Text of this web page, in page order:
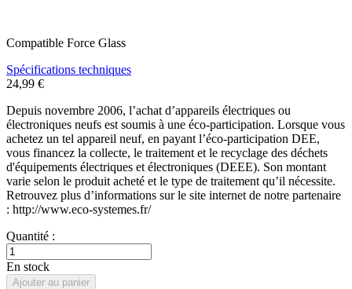
Compatible Force Glass
Spécifications techniques
24,99 €
Depuis novembre 2006, l’achat d’appareils électriques ou
électroniques neufs est soumis à une éco-participation. Lorsque vous
achetez un tel appareil neuf, en payant l’éco-participation DEE,
vous financez la collecte, le traitement et le recyclage des déchets
d'équipements électriques et électroniques (DEEE). Son montant
varie selon le produit acheté et le type de traitement qu’il nécessite.
Retrouvez plus d’informations sur le site internet de notre partenaire
: http://www.eco-systemes.fr/
Quantité :
En stock
Ajouter au panier